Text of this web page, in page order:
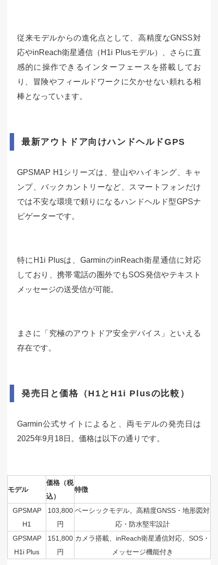
従来モデルからの進化点として、高精度なGNSS対
応やinReach衛星通信（H1i Plusモデル）、さらに直
感的に操作できるインターフェースを搭載してお
り、冒険やフィールドワークに欠かせない頼れる相
棒となっています。
最新アウトドア向けハンドヘルドGPS
GPSMAP H1シリーズは、登山やハイキング、キャ
ンプ、バックカントリーなど、スマートフォンだけ
では不安な環境で頼りになるハンドヘルド型GPSナ
ビゲーターです。
特にH1i Plusは、GarminのinReach衛星通信に対応
しており、携帯電話の圏外でもSOS発信やテキスト
メッセージの送受信が可能。
まさに「究極のアウトドア安全デバイス」といえる
存在です。
発売日と価格（H1とH1i Plusの比較）
Garmin公式サイトによると、両モデルの発売日は
2025年9月18日。価格は以下の通りです。
モデル
価格（税
込）
特徴
GPSMAP
H1
103,800
円
ベーシックモデル。高精度GNSS・地形図対
応・防水堅牢設計
GPSMAP
H1i Plus
151,800
円
カメラ搭載、inReach衛星通信対応、SOS・
メッセージ機能付き